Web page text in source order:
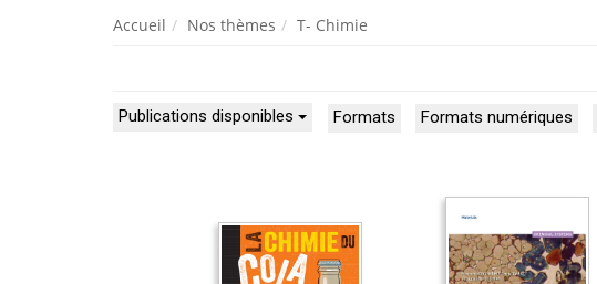
Accueil Nos thèmes T- Chimie
Publications disponibles Formats Formats numériques